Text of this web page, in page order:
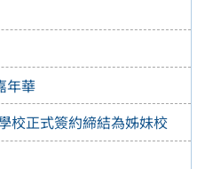
年華
校正式簽約締結為姊妹校